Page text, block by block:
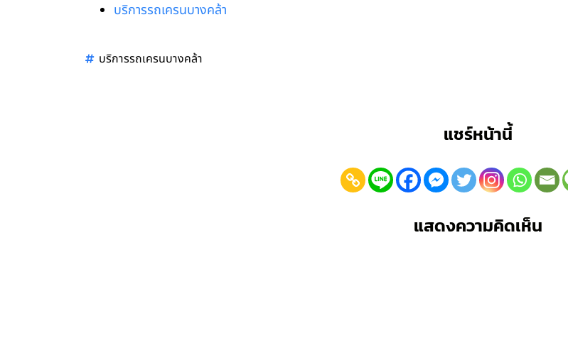
บริการรถเครนบางคล้า
บริการรถเครนบางคล้า
แชร์หน้านี้
แสดงความคิดเห็น